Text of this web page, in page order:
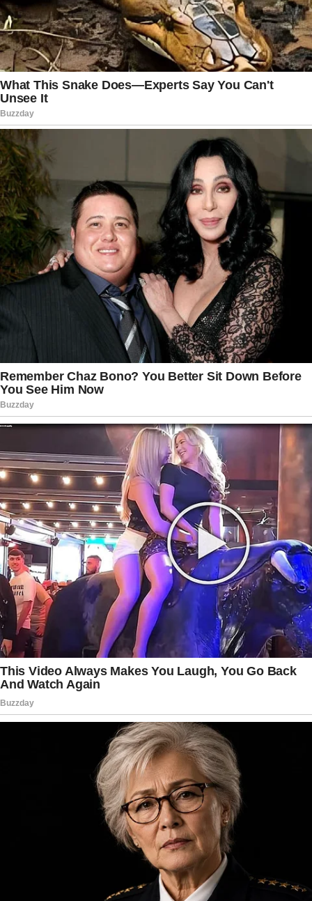
mecanismos de controle existentes no setor. O
episódio serve como lembrete da importância da
fiscalização constante e da transparência nas
relações de consumo. Para quem adquiriu
produtos da marca recentemente, a principal
recomendação continua sendo conferir os dados
da embalagem e buscar os canais oficiais para
obter orientações sobre troca, devolução ou
reembolso, caso o lote esteja incluído na ação
preventiva.